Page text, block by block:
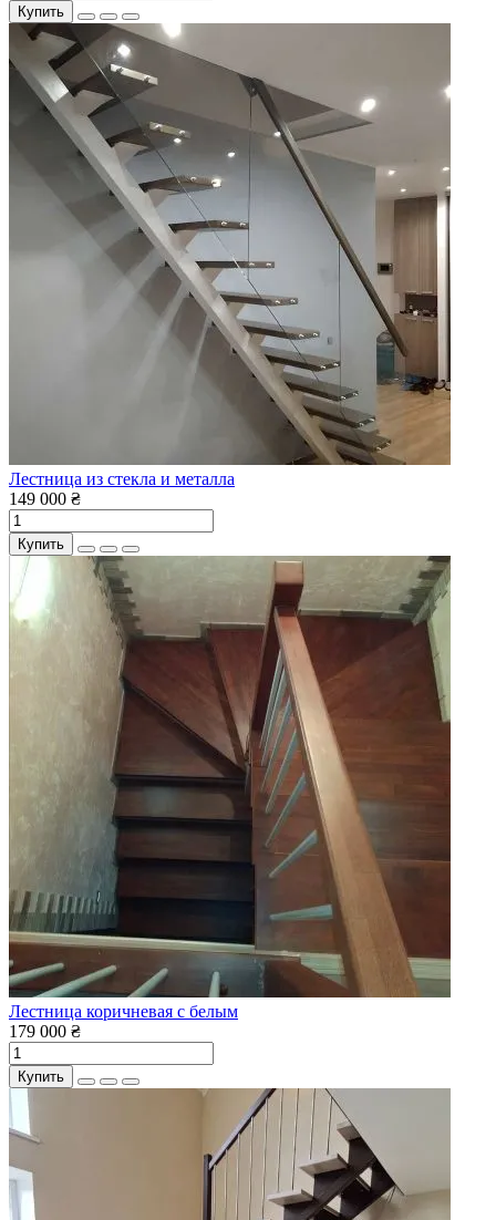
Купить
Лестница из стекла и металла
149 000 ₴
Купить
Лестница коричневая с белым
179 000 ₴
Купить